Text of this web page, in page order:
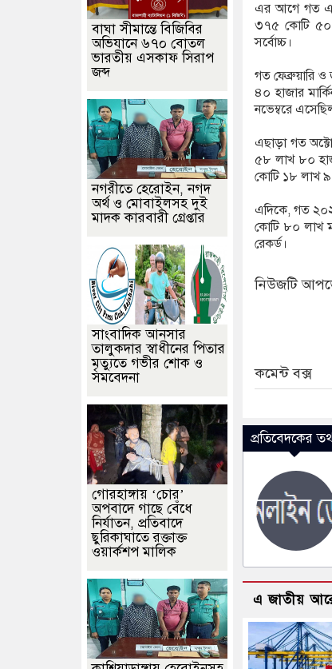
এর আগে গত
৩৭৫ কোটি ৫০
সর্বোচ্চ।
গত ফেব্রুয়ারি
৪০ হাজার
নভেম্বরে
এছাড়া গত
৫৮ লাখ ৮০
কোটি ১৮ লাখ
এদিকে, গত
কোটি ৮০ লাখ
রেকর্ড।
নিউজটি
কমেন্ট বক্স
প্রতিবেদকের
এ জাতীয়
বাঘা সীমান্তে বিজিবির
অভিযানে ৬৭০ বোতল
ভারতীয় এসকাফ সিরাপ
জব্দ
নগরীতে হেরোইন, নগদ
অর্থ ও মোবাইলসহ দুই
মাদক কারবারী গ্রেপ্তার
সাংবাদিক আনসার
তালুকদার স্বাধীনের পিতার
মৃত্যুতে গভীর শোক ও
সমবেদনা
গোরহাঙ্গায় ‘চোর’
অপবাদে গাছে বেঁধে
নির্যাতন, প্রতিবাদে
ছুরিকাঘাতে রক্তাক্ত
ওয়ার্কশপ মালিক